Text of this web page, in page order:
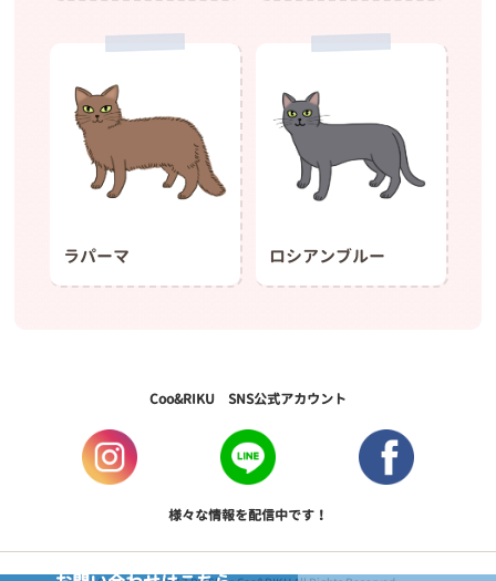
ラパーマ ロシアンブルー
Coo&RIKU SNS公式アカウント
様々な情報を配信中です！